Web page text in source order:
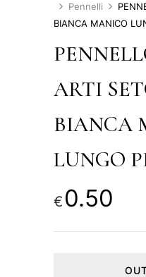
Pennelli
BIANCA MANICO
ARTI
BIANCA
LUNGO
€ 0.50